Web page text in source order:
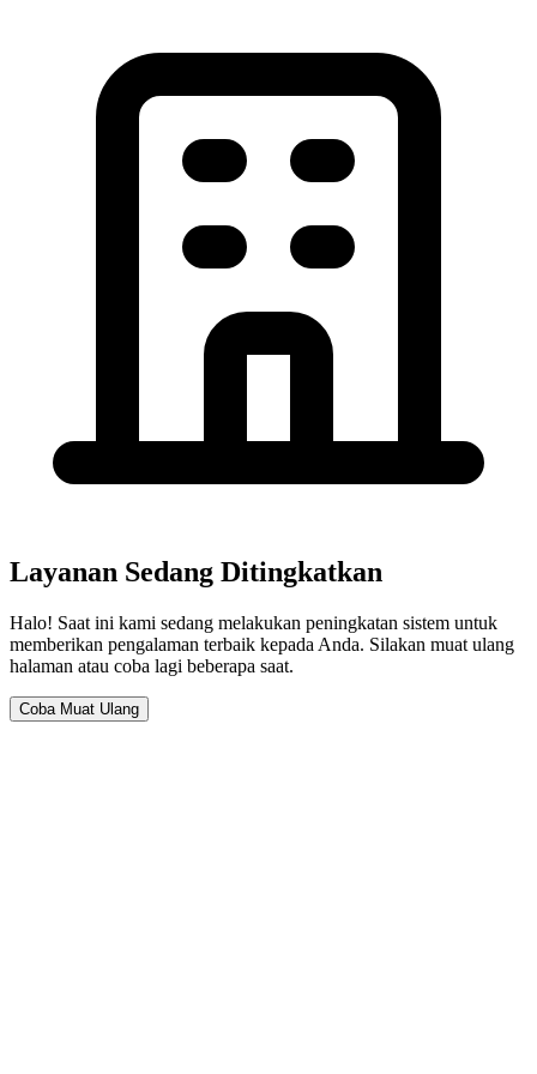
Layanan Sedang Ditingkatkan
Halo! Saat ini kami sedang melakukan peningkatan sistem untuk
memberikan pengalaman terbaik kepada Anda. Silakan muat ulang
halaman atau coba lagi beberapa saat.
Coba Muat Ulang